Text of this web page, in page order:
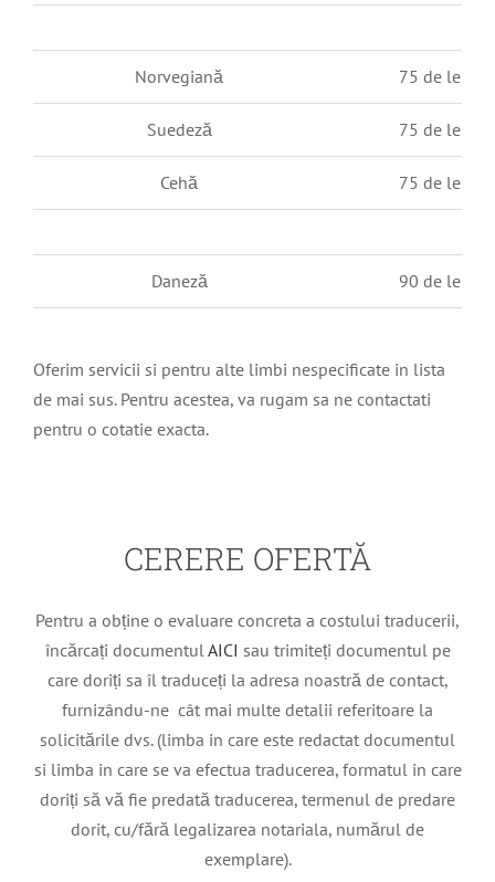
Norvegiană 75 de lei /
Suedeză 75 de lei /
Cehă 75 de lei /
Daneză 90 de lei /
Oferim servicii si pentru alte limbi nespecificate in lista
de mai sus. Pentru acestea, va rugam sa ne contactati
pentru o cotatie exacta.
CERERE OFERTĂ
Pentru a obține o evaluare concreta a costului traducerii,
încărcați documentulAICI sau trimiteți documentul pe
care doriți sa îl traduceți la adresa noastră de contact,
furnizându-ne cât mai multe detalii referitoare la
solicitările dvs. (limba in care este redactat documentul
si limba in care se va efectua traducerea, formatul in care
doriți să vă fie predată traducerea, termenul de predare
dorit, cu/fără legalizarea notariala, numărul de
exemplare).